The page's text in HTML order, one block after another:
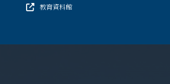
教育資料館